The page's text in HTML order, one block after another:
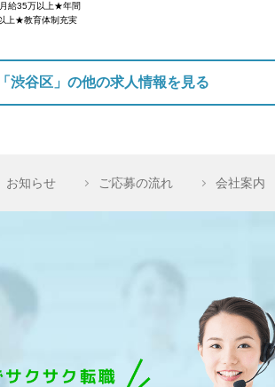
月給35万以上★年間
上★教育体制充実
「渋谷区」の他の求人情報を見る
お知らせ ご応募の流れ 会社案内